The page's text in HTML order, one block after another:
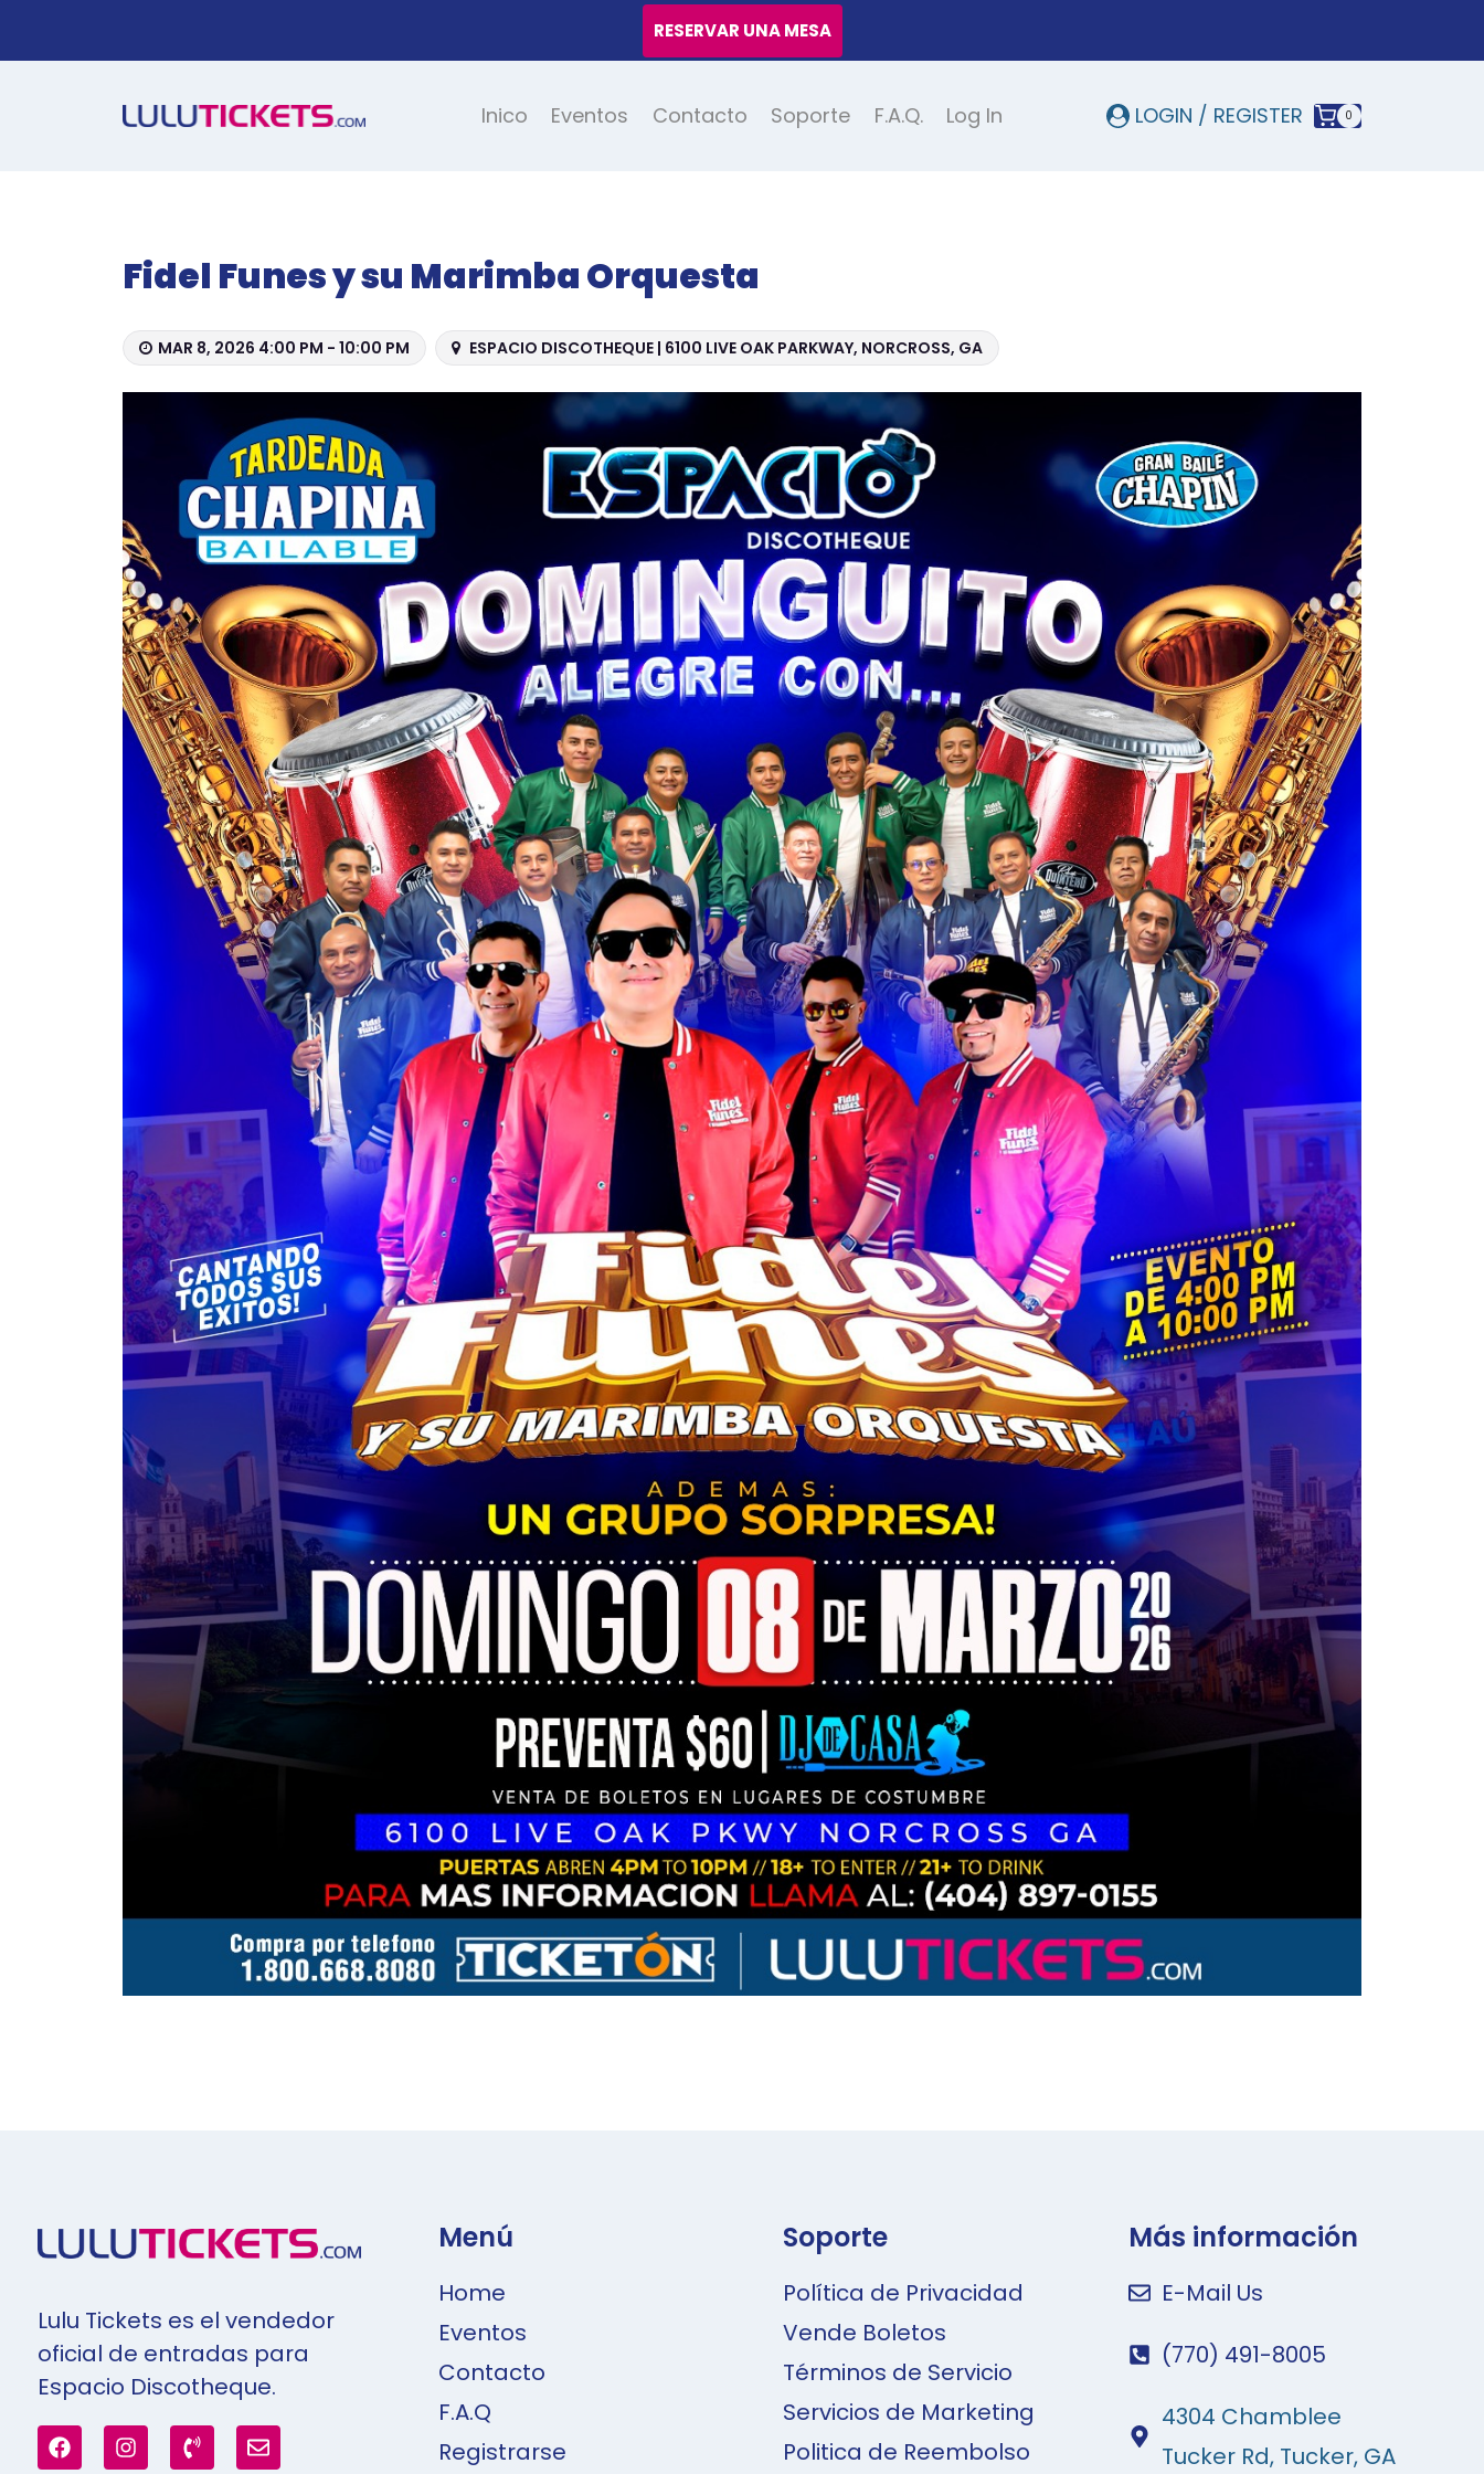
RESERVAR UNA MESA
Inico Eventos Contacto Soporte F.A.Q. Log In LOGIN / REGISTER 0
Fidel Funes y su Marimba Orquesta
MAR 8, 2026 4:00 PM - 10:00 PM ESPACIO DISCOTHEQUE | 6100 LIVE OAK PARKWAY, NORCROSS, GA
Lulu Tickets es el vendedor
oficial de entradas para
Espacio Discotheque.
Menú
Home
Eventos
Contacto
F.A.Q
Registrarse
Soporte
Política de Privacidad
Vende Boletos
Términos de Servicio
Servicios de Marketing
Politica de Reembolso
Más información
E-Mail Us
(770) 491-8005
4304 Chamblee
Tucker Rd, Tucker, GA